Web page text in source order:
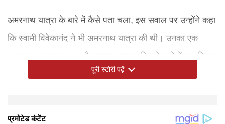
अमरनाथ यात्रा के बारे में कैसे पता चला, इस सवाल पर उन्होंने कहा
कि स्वामी विवेकानंद ने भी अमरनाथ यात्रा की थी। उनका एक
शानदार अनुभव रहा था और उनका भगवान शिव के बारे में एक विजन
था। 40 साल से ये हमारा सपना था। हमने यात्रा में शामिल होने के
पूरी स्टोरी पढ़ें